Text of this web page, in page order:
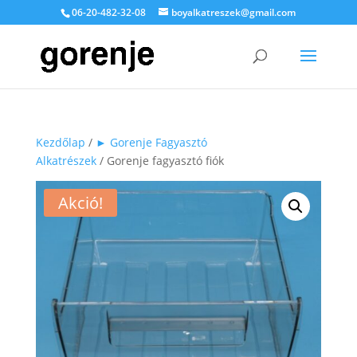
06-20-482-32-08 boyalkatreszek@gmail.com
Kezdőlap / ► Gorenje Fagyasztó
Alkatrészek/ Gorenje fagyasztó fiók
Akció!